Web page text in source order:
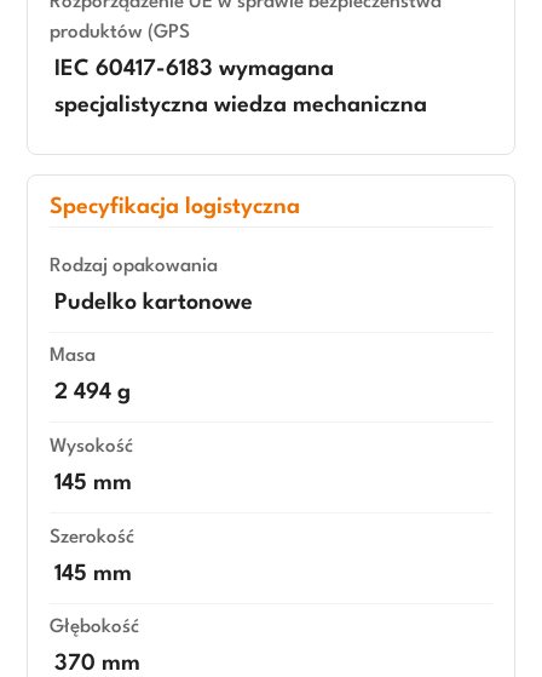
produktów (GPS
IEC 60417-6183 wymagana
specjalistyczna wiedza mechaniczna
Specyfikacja logistyczna
Rodzaj opakowania
Pudelko kartonowe
Masa
2 494 g
Wysokość
145 mm
Szerokość
145 mm
Głębokość
370 mm